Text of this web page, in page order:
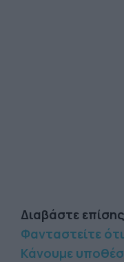
Διαβάστε
Φανταστείτε
Κάνουμε